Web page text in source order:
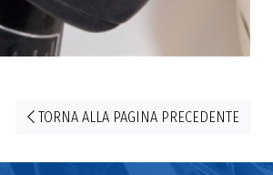
TORNA ALLA PAGINA PRECEDENTE